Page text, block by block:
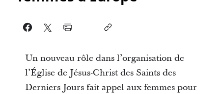
Un nouveau rôle dans l’organisation de
l’Église de Jésus-Christ des Saints des
Derniers Jours fait appel aux femmes pour